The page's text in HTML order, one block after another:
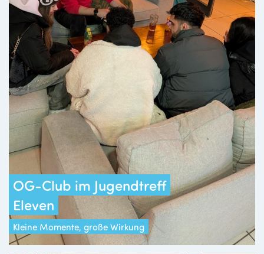
OG-Club im Jugendtreff
Eleven
Kleine Momente, große Wirkung